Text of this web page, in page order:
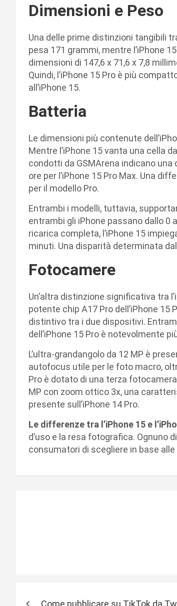
Dimensioni e Peso
Una delle prime distinzioni tangibili
pesa 171 grammi, mentre l’iPhone
dimensioni di 147,6 x 71,6 x 7,8
Quindi, l’iPhone 15 Pro è più
all’iPhone 15.
Batteria
Le dimensioni più contenute
Mentre l’iPhone 15 vanta una cella
condotti da GSMArena indicano una
ore per l’iPhone 15 Pro Max. Una
per il modello Pro.
Entrambi i modelli, tuttavia,
entrambi gli iPhone passano dallo 0
ricarica completa, l’iPhone 15
minuti. Una disparità determinata
Fotocamere
Un’altra distinzione significativa tra
potente chip A17 Pro dell’iPhone
distintivo tra i due dispositivi.
dell’iPhone 15 Pro è notevolmente
L’ultra-grandangolo da 12 MP è
autofocus utile per le foto macro,
Pro è dotato di una terza
MP con zoom ottico 3x, una
presente sull’iPhone 14 Pro.
Le differenze tra l’iPhone 15 e
d’uso e la resa fotografica.
consumatori di scegliere in base